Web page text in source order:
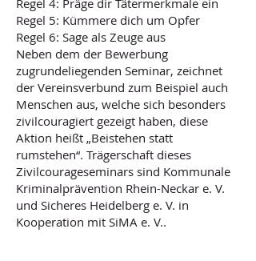
Regel 4: Präge dir Tätermerkmale ein
Regel 5: Kümmere dich um Opfer
Regel 6: Sage als Zeuge aus
Neben dem der Bewerbung
zugrundeliegenden Seminar, zeichnet
der Vereinsverbund zum Beispiel auch
Menschen aus, welche sich besonders
zivilcouragiert gezeigt haben, diese
Aktion heißt „Beistehen statt
rumstehen“. Trägerschaft dieses
Zivilcourageseminars sind Kommunale
Kriminalprävention Rhein-Neckar e. V.
und Sicheres Heidelberg e. V. in
Kooperation mit SiMA e. V..